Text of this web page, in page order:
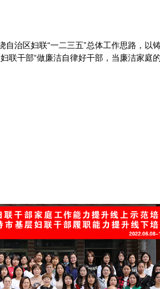
治区妇联“一二三五”总体工作思路，
干部“做廉洁自律好干部，当廉洁家庭